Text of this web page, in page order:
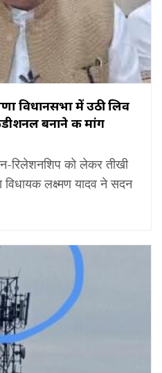
विधानसभा में उठी लिव
बनाने की मांग
रिलेशनशिप को लेकर तीखी
लक्ष्मण यादव ने सदन